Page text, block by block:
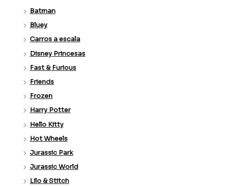
Batman
Bluey
Carros a escala
Disney Princesas
Fast & Furious
Friends
Frozen
Harry Potter
Hello Kitty
Hot Wheels
Jurassic Park
Jurassic World
Lilo & Stitch